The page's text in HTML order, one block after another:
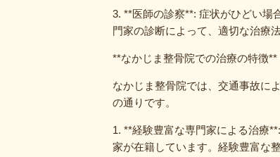
3. **医師の診察**: 症状がひどい場
門家の診断によって、適切な治療
**なかじま整骨院での治療の特徴**
なかじま整骨院では、交通事故に
の通りです。
1. **経験豊富な専門家による治療
家が在籍しています。経験豊富な